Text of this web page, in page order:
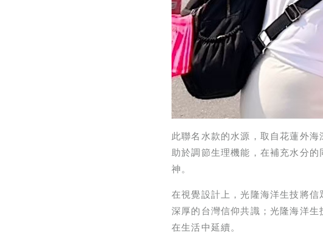
此聯名水款的水源，取自花蓮外
助於調節生理機能，在補充水分
神。
在視覺設計上，光隆海洋生技將
深厚的台灣信仰共識；光隆海洋
在生活中延續。